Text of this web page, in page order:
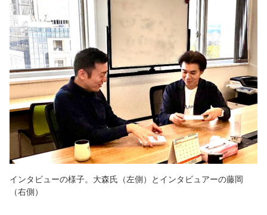
インタビューの様子。大森氏（左側）とインタビュアーの藤岡
（右側）